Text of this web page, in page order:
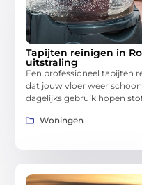
Tapijten reinigen in
uitstraling
Een professioneel tapijten
dat jouw vloer weer
dagelijks gebruik hopen
Woningen